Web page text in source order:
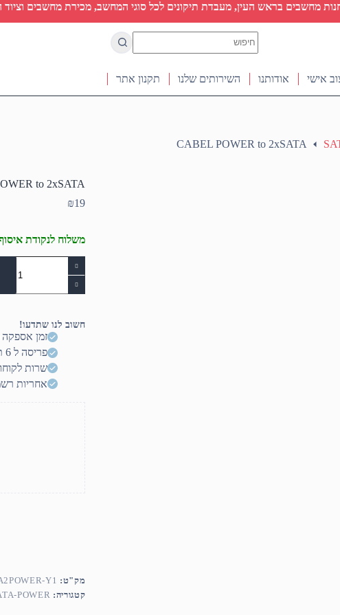
מחשבים בראש העין, מעבדת תיקונים לכל סוגי המחשב, מכירת מחשבים וציוד
results
אישי אודותנו השירותים שלנו תקנון אתר
CABEL POWER to 2xSATA
to 2xSATA
₪19
משלוח לנקודת איסוף: 20₪ | משלוח עד הבית:
כמות
של
CABEL
POWER
2xSATA
חשוב לנו שתדעו!
זמן אספקה מהיר
פריסה ל 6 תשלומים ללא ריבית (יותר? דברו איתנו)
שרות
אחריות
מק"ט: Y1
קטגוריה: POWER